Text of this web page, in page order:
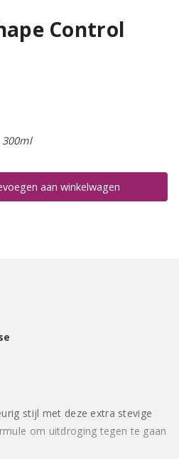
Control
aan winkelwagen
stijl met deze extra stevige
om uitdroging tegen te gaan